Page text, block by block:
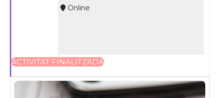
Online
ACTIVITAT FINALITZADA